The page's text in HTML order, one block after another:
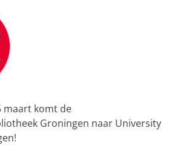
maart komt de
Groningen naar University